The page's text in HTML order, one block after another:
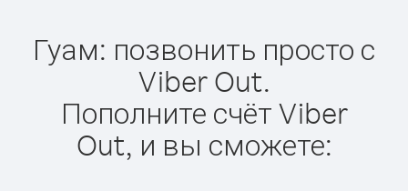
Гуам: позвонить просто с
Viber Out.
Пополните счёт Viber
Out, и вы сможете: